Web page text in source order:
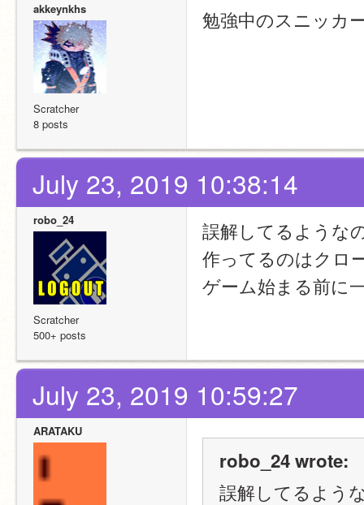
akkeynkhs
Scratcher
8 posts
勉強中のスニッカ
July 23, 2019 10:38:14
robo_24
Scratcher
500+ posts
誤解してるような
作ってるのはクロ
ゲーム始まる前に
July 23, 2019 10:59:27
ARATAKU
robo_24 wrote:
誤解してるよう